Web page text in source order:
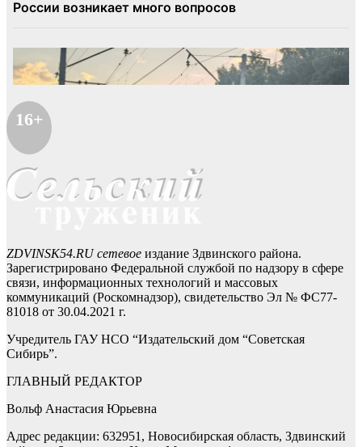
16+
ZDVINSK54.RU сетевое издание Здвинского района.
Зарегистрировано Федеральной службой по надзору в сфере
связи, информационных технологий и массовых
коммуникаций (Роскомнадзор), свидетельство Эл № ФС77-
81018 от 30.04.2021 г.
Учредитель ГАУ НСО “Издательский дом “Советская
Сибирь”.
ГЛАВНЫЙ РЕДАКТОР
Вольф Анастасия Юрьевна
Адрес редакции: 632951, Новосибирская область, Здвинский